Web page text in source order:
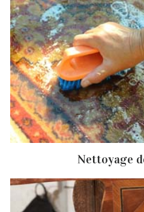
Nettoyage